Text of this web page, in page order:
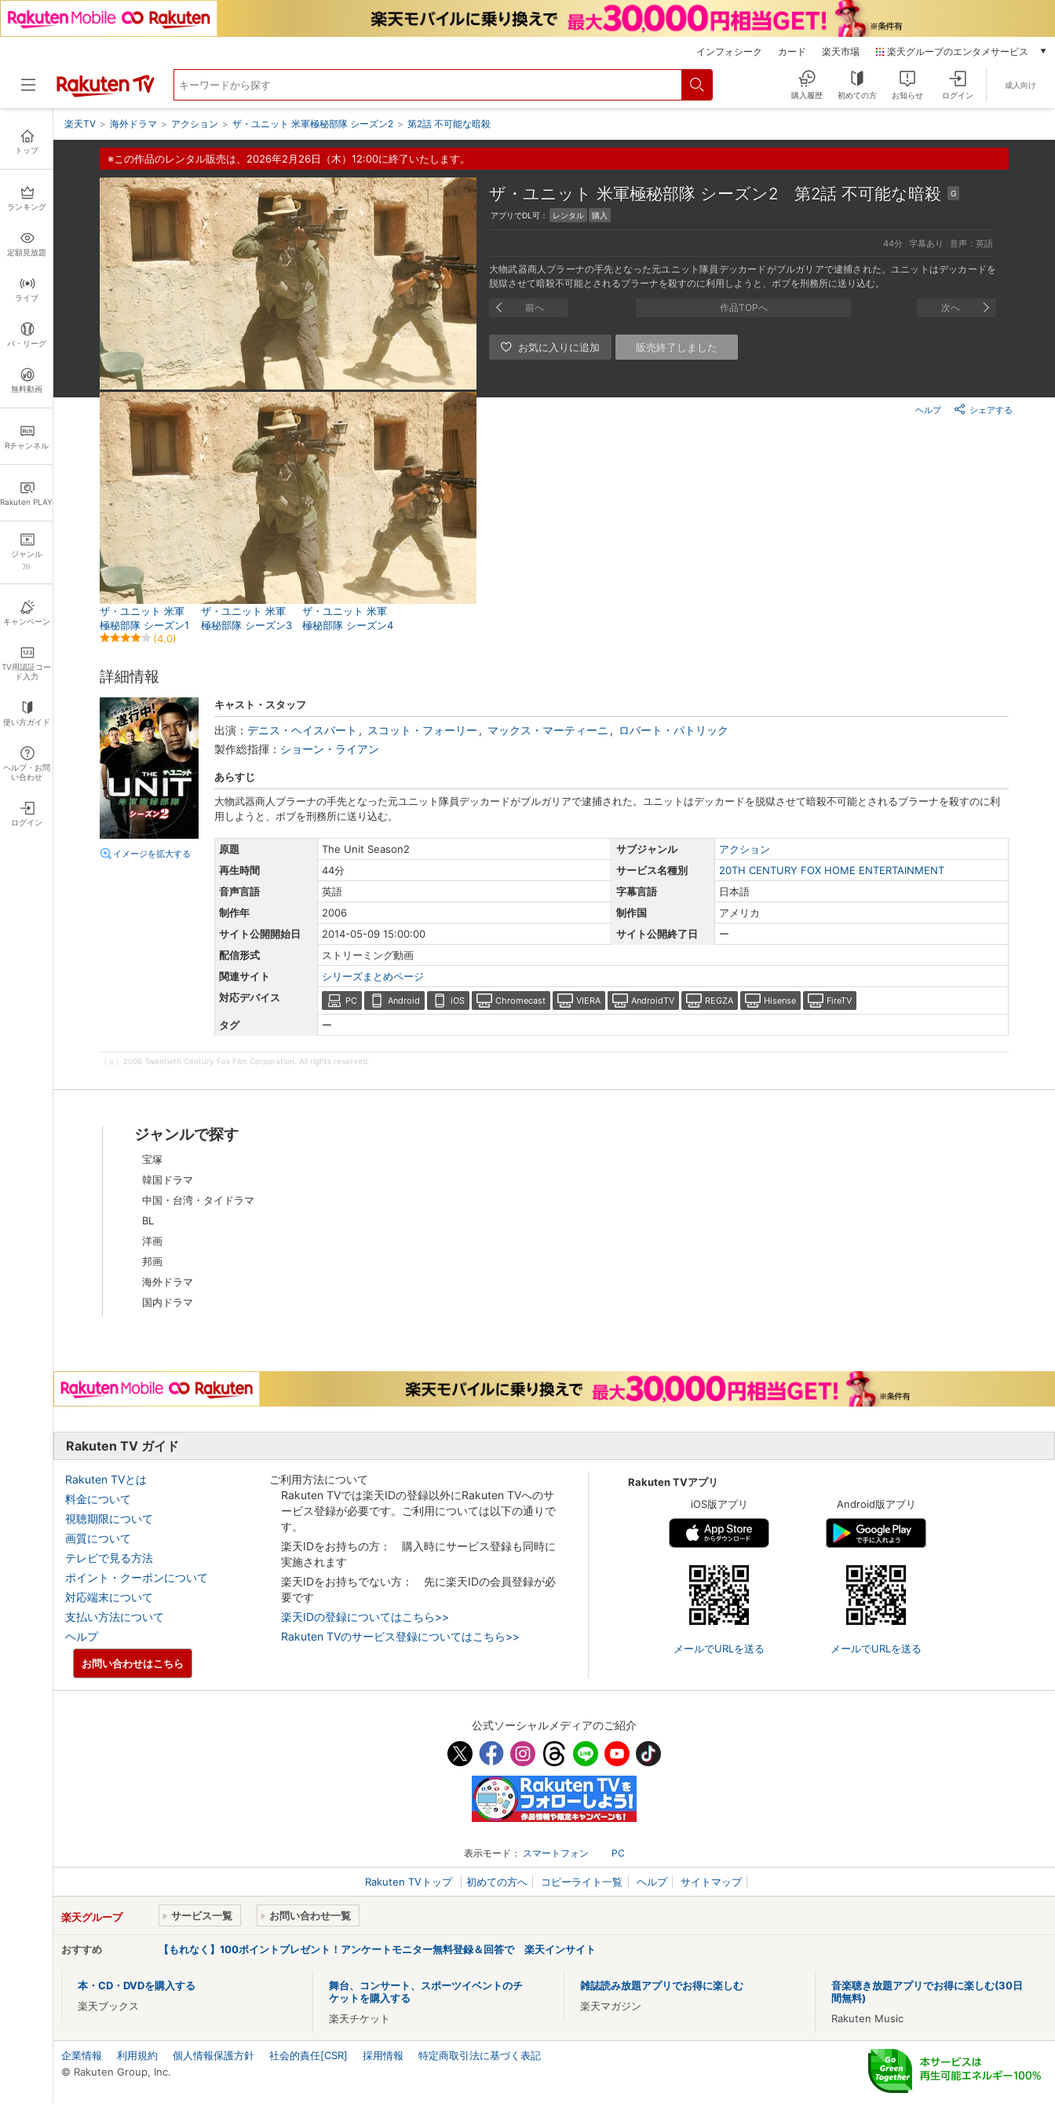
インフォシーク カード 楽天市場 楽天グループのエンタメサービス
本/ゲーム/CD/DVD
電子書籍
雑誌読み放題
楽天マガジン
楽天ミュージック
動画配信
動画配信ガイド
Rakuten PLAY
無料テレビ
Rチャンネル
購入履歴 初めての方 お知らせ ログイン
成人向け
トップ
ランキング
定額見放題
ライブ
パ・リーグ
無料動画
Rチャンネル
Rakuten PLAY
ジャンル
キャンペーン
TV用認証コー
ド入力
使い方ガイド
ヘルプ・お問
い合わせ
ログイン
楽天TV > 海外ドラマ > アクション > ザ・ユニット 米軍極秘部隊 シーズン2 > 第2話 不可能な暗殺
※この作品のレンタル販売は、2026年2月26日（木）12:00に終了いたします。
ザ・ユニット 米軍極秘部隊 シーズン2 第2話 不可能な暗殺 G
アプリでDL可： レンタル 購入
44分 字幕あり 音声：英語
大物武器商人ブラーナの手先となった元ユニット隊員デッカードがブルガリアで逮捕された。ユニットはデッカードを
脱獄させて暗殺不可能とされるブラーナを殺すのに利用しようと、ボブを刑務所に送り込む。
前へ 作品TOPへ 次へ
販売終了しました
シェアする
ヘルプ
関連作品
ザ・ユニット 米軍
極秘部隊 シーズン1
(4.0)
ザ・ユニット 米軍
極秘部隊 シーズン3
ザ・ユニット 米軍
極秘部隊 シーズン4
詳細情報
イメージを拡大する
キャスト・スタッフ
出演： デニス・ヘイスバート スコット・フォーリー マックス・マーティーニ
ロバート・パトリック
製作総指揮： ショーン・ライアン
あらすじ
大物武器商人ブラーナの手先となった元ユニット隊員デッカードがブルガリアで逮捕された。ユニットはデッカードを脱獄させて暗殺不可能とされるブラーナを殺すのに利
用しようと、ボブを刑務所に送り込む。
原題 The Unit Season2 サブジャンル
アクション
再生時間
44分 サービス名種別
20TH CENTURY FOX HOME ENTERTAINMENT
音声言語
英語 字幕言語
日本語
制作年
2006 制作国
アメリカ
サイト公開開始日
2014-05-09 15:00:00 サイト公開終了日
ー
配信形式
ストリーミング動画
関連サイト
シリーズまとめページ
対応デバイス
PC Android iOS Chromecast VIERA AndroidTV REGZA Hisense FireTV
タグ ー
（ｃ）2006 Twentieth Century Fox Film Corporation. All rights reserved.
ジャンルで探す
宝塚
韓国ドラマ
中国・台湾・タイドラマ
BL
洋画
邦画
海外ドラマ
国内ドラマ
Rakuten TV ガイド
Rakuten TVとは
料金について
視聴期限について
画質について
テレビで見る方法
ポイント・クーポンについて
対応端末について
支払い方法について
ヘルプ
ご利用方法について
Rakuten TVでは楽天IDの登録以外にRakuten TVへのサ
ービス登録が必要です。ご利用については以下の通りで
す。
楽天IDをお持ちの方： 購入時にサービス登録も同時に
実施されます
楽天IDをお持ちでない方： 先に楽天IDの会員登録が必
要です
楽天IDの登録についてはこちら>>
Rakuten TVのサービス登録についてはこちら>>
Rakuten TVアプリ
iOS版アプリ
メールでURLを送る
Android版アプリ
メールでURLを送る
お問い合わせはこちら
公式ソーシャルメディアのご紹介
表示モード： スマートフォン PC
Rakuten TVトップ 初めての方へ コピーライト一覧 ヘルプ サイトマップ
楽天グループ サービス一覧 お問い合わせ一覧
おすすめ 【もれなく】100ポイントプレゼント！アンケートモニター無料登録＆回答で 楽天インサイト
本・CD・DVDを購入する
楽天ブックス
舞台、コンサート、スポーツイベントのチ
ケットを購入する
楽天チケット
雑誌読み放題アプリでお得に楽しむ
楽天マガジン
音楽聴き放題アプリでお得に楽しむ(30日
間無料)
Rakuten Music
企業情報 利用規約 個人情報保護方針 社会的責任[CSR] 採用情報
特定商取引法に基づく表記
© Rakuten Group, Inc.